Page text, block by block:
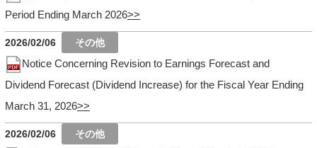
Period Ending March 2026
2026/02/06
Notice Concerning Revision to Earnings Forecast and
Dividend Forecast (Dividend Increase) for the Fiscal Year Ending
March 31, 2026
2026/02/06